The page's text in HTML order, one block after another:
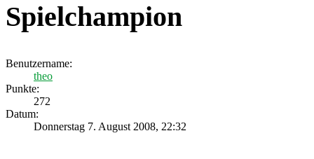
Spielchampion
Benutzername:
theo
Punkte:
272
Datum:
Donnerstag 7. August 2008, 22:32